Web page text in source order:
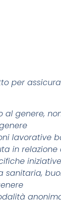
per
al genere,
lavorative
in
sanitaria,